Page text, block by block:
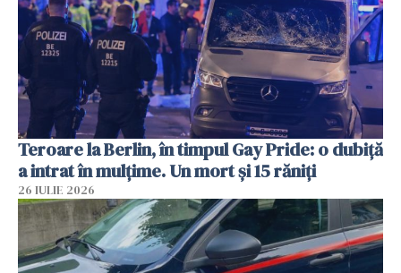
Teroare la Berlin, în timpul Gay Pride: o dubiță
a intrat în mulțime. Un mort și 15 răniți
26 IULIE 2026